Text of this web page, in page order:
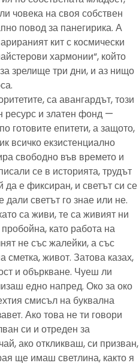
човека на своя собствен
повод за панегирика. А
кит с космически
хармонии“, който
зрелище три дни, и аз нищо
са авангардът, този
ресурс и златен фонд —
готовите епитети, а защото,
всичко екзистенциално
свободно във времето и
се в историята, трудът
да е фиксиран, и светът си се
дали светът го знае или не.
са живи, те са живият ни
като работа на
не със жалейки, а със
сметка, живот. Затова казах,
и объркване. Чуеш ли
едно напред. Око за око
смисъл на буквална
Ако това не ти говори
си и отреден за
ако откликваш, си призван,
ще имаш светлина, както я